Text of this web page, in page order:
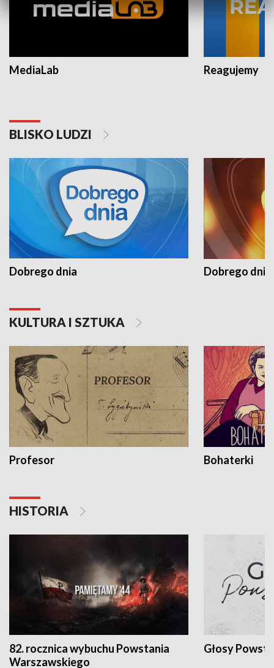
MediaLab Reagujemy
BLISKO LUDZI
Dobrego dnia Dobrego dnia
KULTURA I SZTUKA
Profesor Bohaterki
HISTORIA
82. rocznica wybuchu Powstania
Warszawskiego
Głosy